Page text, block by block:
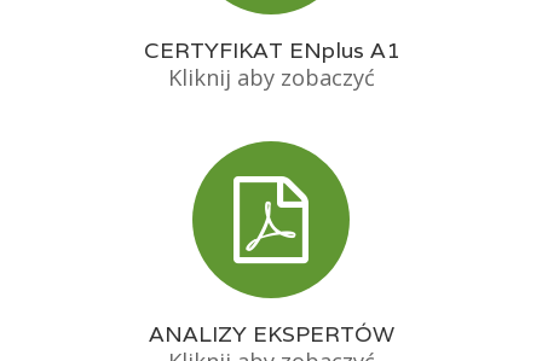
CERTYFIKAT ENplus A1
Kliknij aby zobaczyć
ANALIZY EKSPERTÓW